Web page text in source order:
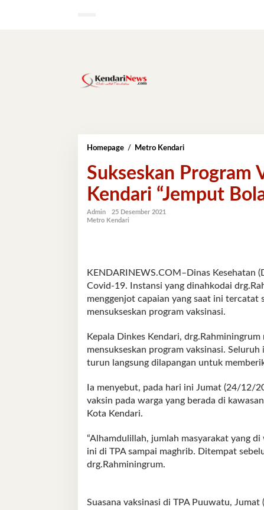
Homepage / Metro KendariSukseskan
Vaksinasi
Covid-
19,
Dinkes
Sukseskan Program
Kendari “Jemput
Admin
25 Desember 2021
Metro Kendari
KENDARINEWS.COM–Dinas Kesehatan
Covid-19. Instansi yang dinahkodai
menggenjot capaian yang saat ini tercatat
mensukseskan program vaksinasi.
Kepala Dinkes Kendari,
mensukseskan program vaksinasi.
turun langsung dilapangan untuk
Ia menyebut, pada hari ini Jumat (24/12/
vaksin pada warga yang berada di
Kota Kendari.
“Alhamdulillah, jumlah masyarakat yang
ini di TPA sampai maghrib. Ditempat
drg.Rahminingrum.
Suasana vaksinasi di TPA Puuwatu,